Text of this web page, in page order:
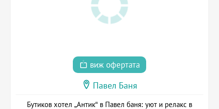
виж офертата
Павел Баня
Бутиков хотел „Антик“ в Павел баня: уют и релакс в